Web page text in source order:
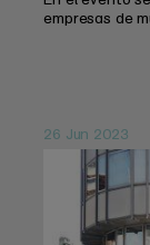
empresas de
26 Jun 2023